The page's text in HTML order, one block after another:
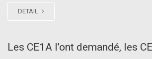
DETAIL
Les CE1A l’ont demandé, les